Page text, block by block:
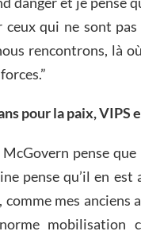
qui ne sont
rencontrons, là
pour la paix, VIPS
pense
pense qu’il en
comme mes
mobilisation